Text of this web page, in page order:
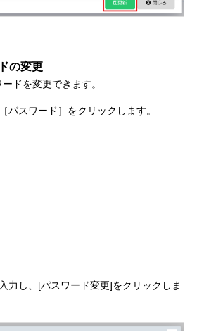
の変更
ドを変更できます。
パスワード］をクリックします。
力し、[パスワード変更]をクリックしま